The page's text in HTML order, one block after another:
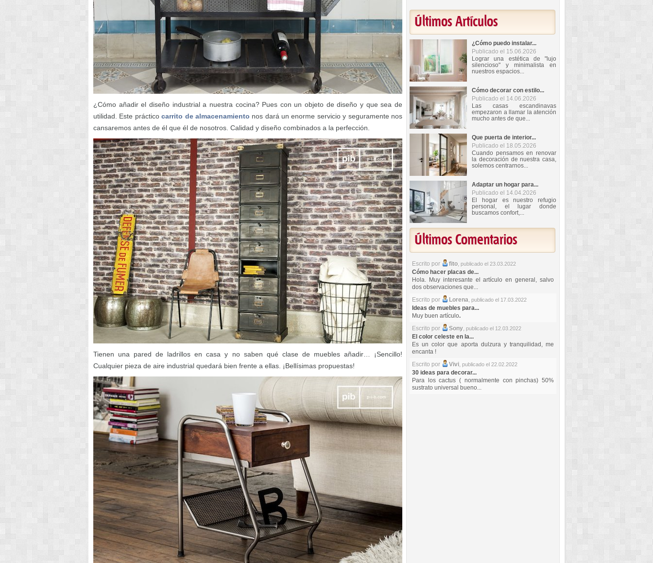
¿Cómo añadir el diseño industrial a nuestra cocina? Pues con un objeto de diseño y que sea de
utilidad. Este prácticocarrito de almacenamiento nos dará un enorme servicio y seguramente nos
cansaremos antes de él que él de nosotros. Calidad y diseño combinados a la perfección.
Tienen una pared de ladrillos en casa y no saben qué clase de muebles añadir… ¡Sencillo!
Cualquier pieza de aire industrial quedará bien frente a ellas. ¡Bellísimas propuestas!
Últimos Artículos
¿Cómo puedo instalar...
Publicado el 15.06.2026
Lograr una estética de "lujo
silencioso" y minimalista en
nuestros espacios...
Cómo decorar con estilo...
Publicado el 14.06.2026
Las casas escandinavas
empezaron a llamar la atención
mucho antes de que...
Que puerta de interior...
Publicado el 18.05.2026
Cuando pensamos en renovar
la decoración de nuestra casa,
solemos centrarnos...
Adaptar un hogar para...
Publicado el 14.04.2026
El hogar es nuestro refugio
personal, el lugar donde
buscamos confort,...
Últimos Comentarios
Escrito por fito, publicado el 23.03.2022
Cómo hacer placas de...
Hola. Muy interesante el artículo en general, salvo
dos observaciones que...
Escrito por
Lorena, publicado el 17.03.2022
Ideas de muebles para...
Muy buen artículo.
Escrito por
Sony, publicado el 12.03.2022
El color celeste en la...
Es un color que aporta dulzura y tranquilidad, me
encanta !
Escrito por
Vivi, publicado el 22.02.2022
30 ideas para decorar...
Para los cactus ( normalmente con pinchas) 50%
sustrato universal bueno...